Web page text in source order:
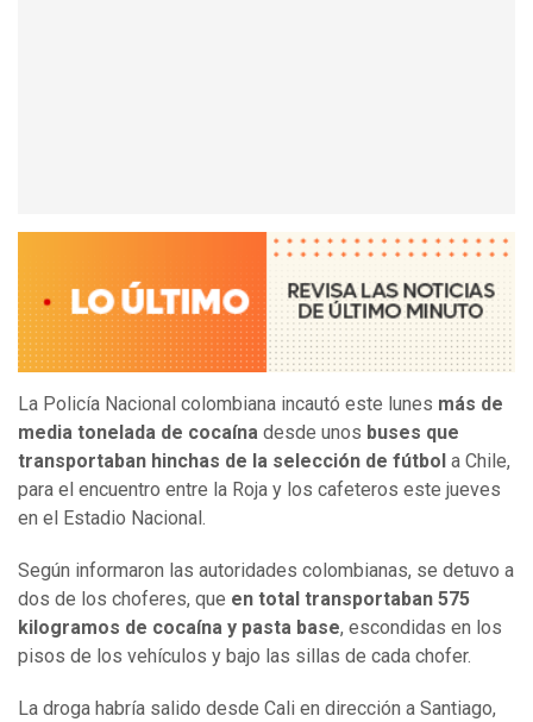
La Policía Nacional colombiana incautó este lunes más de
media tonelada de cocaína desde unos buses que
transportaban hinchas de la selección de fútbol a Chile,
para el encuentro entre la Roja y los cafeteros este jueves
en el Estadio Nacional.
Según informaron las autoridades colombianas, se detuvo a
dos de los choferes, que en total transportaban 575
kilogramos de cocaína y pasta base, escondidas en los
pisos de los vehículos y bajo las sillas de cada chofer.
La droga habría salido desde Cali en dirección a Santiago,